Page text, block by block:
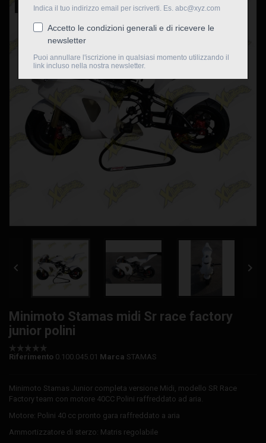
Nuovo
 
Minimoto Stamas midi Sr race factory
junior polini
Riferimento 0.100.045.01 Marca STAMAS
Minimoto Stamas Junior completa versione Midi, modello SR Race
Factory team con motore 40CC Polini raffreddato ad aria.
Motore: Polini 40 cc pronto gara raffreddato a aria
Ammortizzatore di sterzo: Matris regolabile